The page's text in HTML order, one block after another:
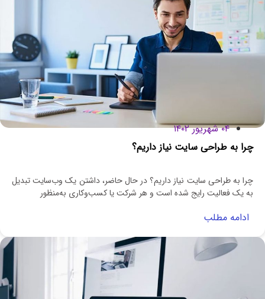
۰۴ شهریور ۱۴۰۲
چرا به طراحی سایت نیاز داریم؟
چرا به طراحی سایت نیاز داریم؟ در حال حاضر، داشتن یک وب‌سایت تبدیل
به یک فعالیت رایج شده است و هر شرکت یا کسب‌وکاری به‌منظور
ادامه مطلب